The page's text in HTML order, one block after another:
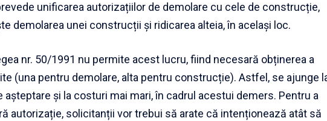
unificarea autorizațiilor de demolare cu cele de construcție,
demolarea unei construcții și ridicarea alteia, în același loc.
nr. 50/1991 nu permite acest lucru, fiind necesară obținerea a
(una pentru demolare, alta pentru construcție). Astfel, se ajunge
așteptare și la costuri mai mari, în cadrul acestui demers. Pentru a
autorizație, solicitanții vor trebui să arate că intenționează atât să